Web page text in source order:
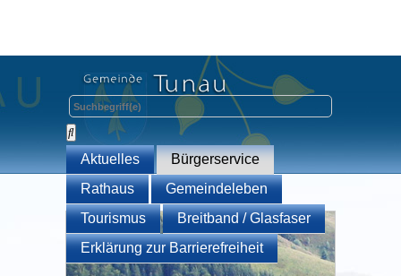
Aktuelles
Bürgerservice
Rathaus
Gemeindeleben
Tourismus
Breitband / Glasfaser
Erklärung zur Barrierefreiheit